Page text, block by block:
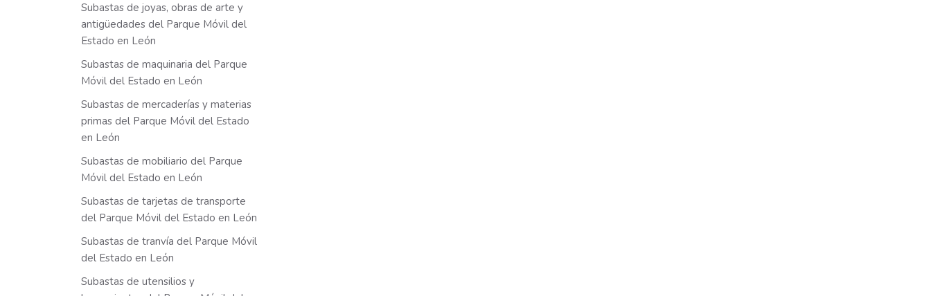
Subastas de joyas, obras de arte y
antigüedades del Parque Móvil del
Estado en León
Subastas de maquinaria del Parque
Móvil del Estado en León
Subastas de mercaderías y materias
primas del Parque Móvil del Estado
en León
Subastas de mobiliario del Parque
Móvil del Estado en León
Subastas de tarjetas de transporte
del Parque Móvil del Estado en León
Subastas de tranvía del Parque Móvil
del Estado en León
Subastas de utensilios y